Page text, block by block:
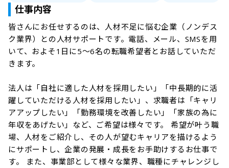
仕事内容
皆さんにお任せするのは、人材不足に悩む企業（ノンデス
ク業界）との人材サポートです。電話、メール、SMSを用
いて、およそ1日に5～6名の転職希望者とお話していただ
きます。
法人は「自社に適した人材を採用したい」「中長期的に活
躍していただける人材を採用したい」、求職者は「キャリ
アアップしたい」「勤務環境を改善したい」「家族の為に
年収をあげたい」など、ご希望は様々です。 希望が叶う職
場、人材をご紹介し、その人が望むキャリアを描けるよう
にサポートし、企業の発展・成長をお手助けするお仕事で
す。 また、事業部として様々な業界、職種にチャレンジし